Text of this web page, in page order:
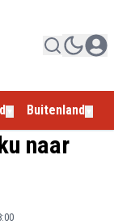
Buitenland
naar